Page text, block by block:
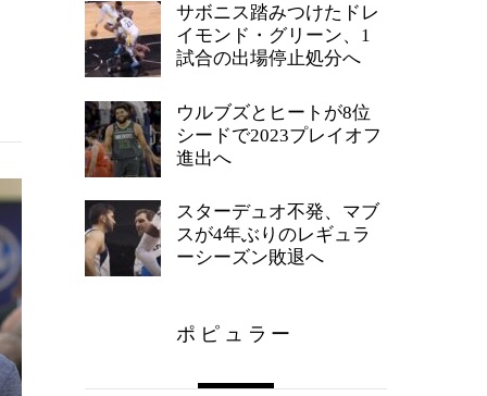
サボニス踏みつけたドレ
イモンド・グリーン、1
試合の出場停止処分へ
ウルブズとヒートが8位
シードで2023プレイオフ
進出へ
スターデュオ不発、マブ
スが4年ぶりのレギュラ
ーシーズン敗退へ
ポピュラー